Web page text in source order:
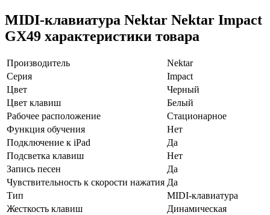
MIDI-клавиатура Nektar Nektar Impact
GX49 характеристики товара
Производитель
Nektar
Серия
Impact
Цвет
Черный
Цвет клавиш
Белый
Рабочее расположение
Стационарное
Функция обучения
Нет
Подключение к iPad
Да
Подсветка клавиш
Нет
Запись песен
Да
Чувствительность к скорости нажатия Да
Тип
MIDI-клавиатура
Жесткость клавиш
Динамическая